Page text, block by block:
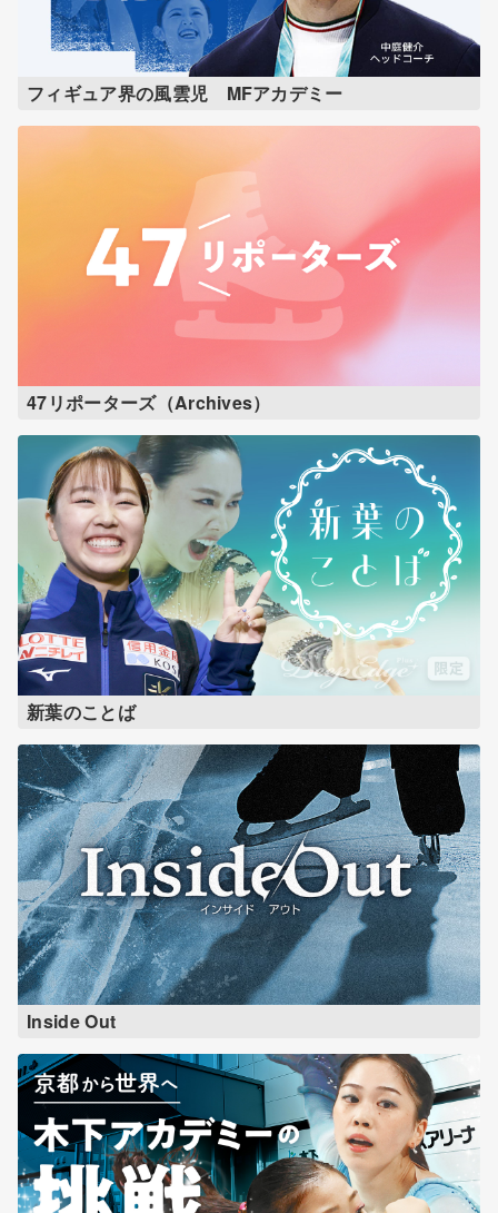
フィギュア界の風雲児 MFアカデミー
47リポーターズ（Archives）
新葉のことば
Inside Out